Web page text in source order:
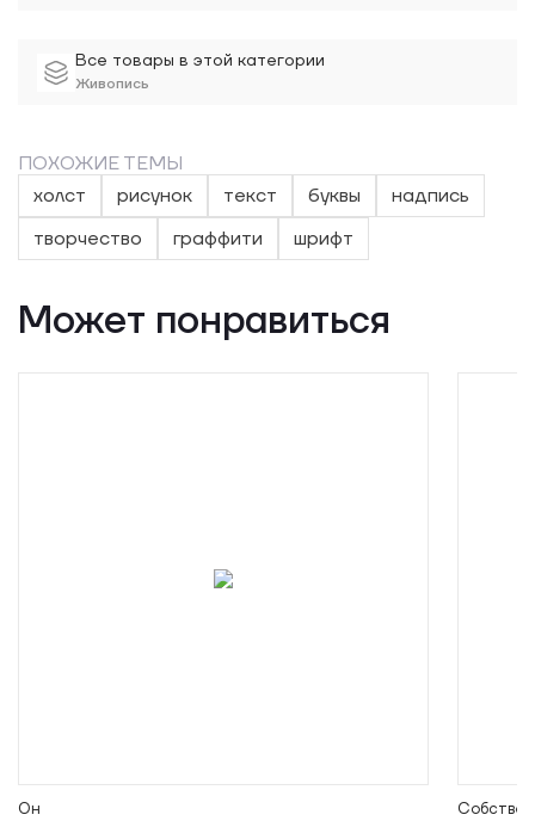
Все товары в этой категории
Живопись
ПОХОЖИЕ ТЕМЫ
холст
рисунок текст буквы
надпись
творчество
граффити шрифт
Может понравиться
Он